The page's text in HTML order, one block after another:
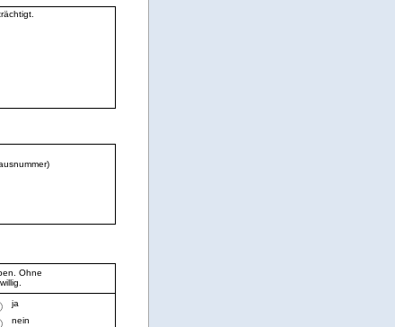
Ohne
ja
nein